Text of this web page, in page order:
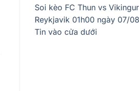
Soi kèo FC Thun vs Vikingur
Reykjavik 01h00 ngày 07/
Tin vào cửa dưới